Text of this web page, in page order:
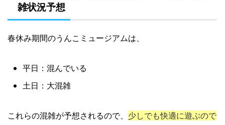
雑状況予想
春休み期間のうんこミュージアムは、
平日：混んでいる
土日：大混雑
これらの混雑が予想されるので、 少しでも快適に遊ぶので